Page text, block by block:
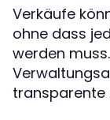
Verkäufe
ohne dass
werden
transparente